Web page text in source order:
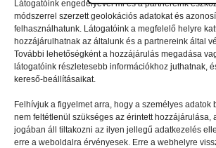
Látogatóink engedélyével mi és a partnereink
módszerrel szerzett geolokációs adatokat és
felhasználhatunk. Látogatóink a megfelelő helyre
hozzájárulhatnak az általunk és a partnereink által
További lehetőségként a hozzájárulás megadása
látogatóink részletesebb információkhoz juthatnak,
kereső-beállításaikat.
Felhívjuk a figyelmet arra, hogy a személyes adatok
nem feltétlenül szükséges az érintett hozzájárulása,
jogában áll tiltakozni az ilyen jellegű adatkezelés
erre a weboldalra érvényesek. Erre a webhelyre
A nevem, e-mail-címem, és
a böngészőben a következő